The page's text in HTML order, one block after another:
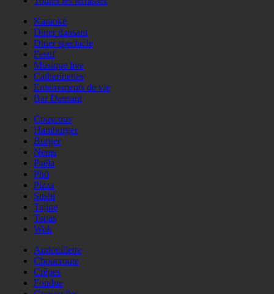
Karaoké
Diner dansant
Diner spectacle
Festif
Musique live
Catherinettes
Enterrements de vie
Bar Dansant
Couscous
Hamburger
Burger
Nems
Paëla
Phö
Pizza
Sushi
Tajine
Tapas
Wok
Andouillette
Choucroute
Crêpes
Fondue